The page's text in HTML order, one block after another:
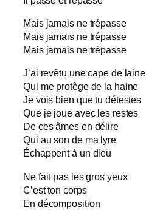
Mais jamais ne trépasse
Mais jamais ne trépasse
Mais jamais ne trépasse
J’ai revêtu une cape de laine
Qui me protège de la haine
Je vois bien que tu détestes
Que je joue avec les restes
De ces âmes en délire
Qui au son de ma lyre
Échappent à un dieu
Ne fait pas les gros yeux
C’est ton corps
En décomposition